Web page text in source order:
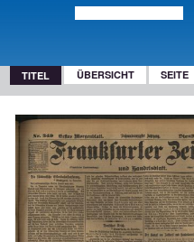
TITEL ÜBERSICHT SEITE